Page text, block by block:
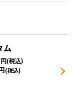
ム
(税込)
(税込)